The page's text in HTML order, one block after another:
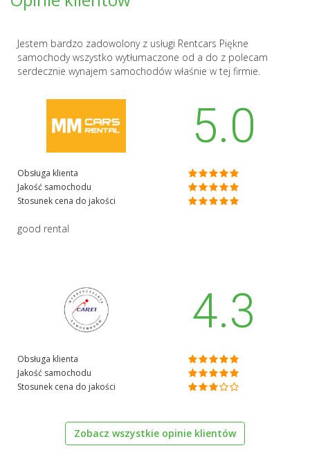
Jestem bardzo zadowolony z usługi Rentcars Piękne
samochody wszystko wytłumaczone od a do z polecam
serdecznie wynajem samochodów właśnie w tej firmie.
5.0
Obsługa klienta
Jakość samochodu
Stosunek cena do jakości
good rental
4.3
Obsługa klienta
Jakość samochodu
Stosunek cena do jakości
Zobacz wszystkie opinie klientów